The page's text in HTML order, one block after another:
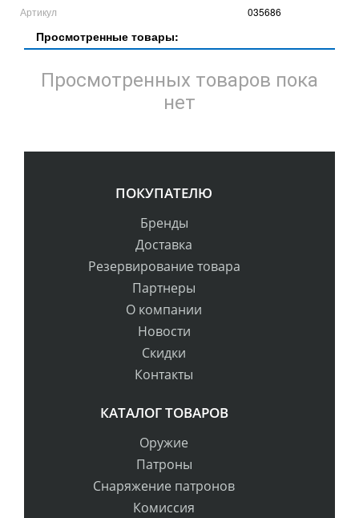
Артикул 035686
Просмотренные товары:
Просмотренных товаров пока
нет
ПОКУПАТЕЛЮ
Бренды
Доставка
Резервирование товара
Партнеры
О компании
Новости
Скидки
Контакты
КАТАЛОГ ТОВАРОВ
Оружие
Патроны
Снаряжение патронов
Комиссия